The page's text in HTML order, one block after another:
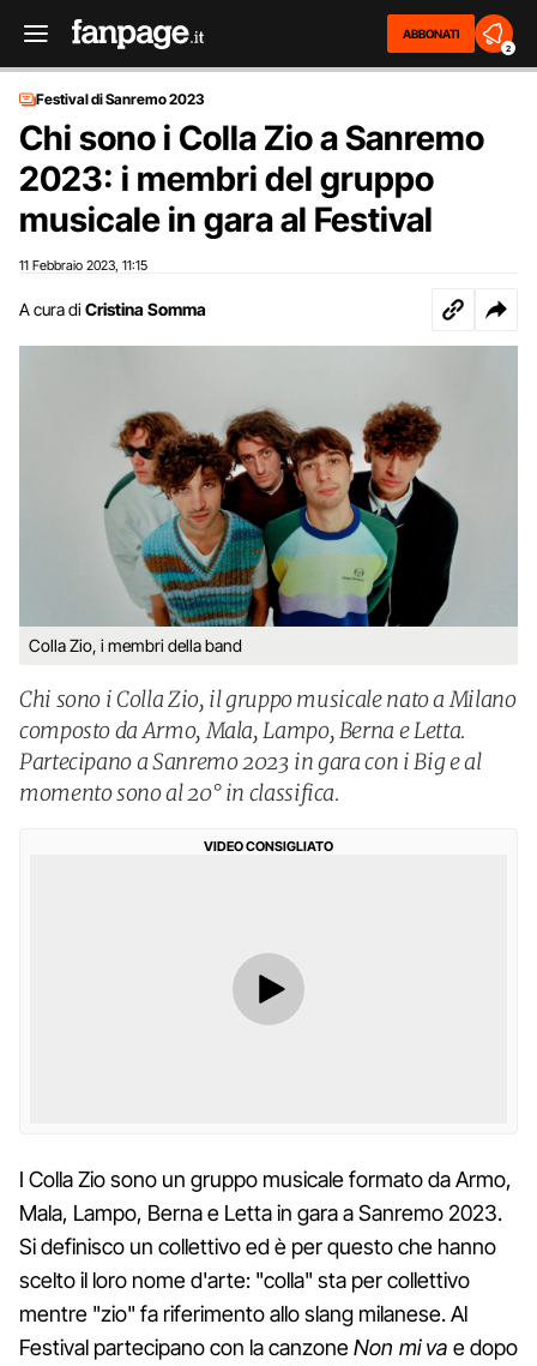
ABBONATI
2
Festival di Sanremo 2023
Chi sono i Colla Zio a Sanremo
2023: i membri del gruppo
musicale in gara al Festival
11 Febbraio 2023 11:15
A cura di Cristina Somma
Colla Zio, i membri della band
Chi sono i Colla Zio, il gruppo musicale nato a Milano
composto da Armo, Mala, Lampo, Berna e Letta.
Partecipano a Sanremo 2023 in gara con i Big e al
momento sono al 20° in classifica.
VIDEO CONSIGLIATO
I Colla Zio sono un gruppo musicale formato da Armo,
Mala, Lampo, Berna e Letta in gara a Sanremo 2023.
Si definisco un collettivo ed è per questo che hanno
scelto il loro nome d'arte: "colla" sta per collettivo
mentre "zio" fa riferimento allo slang milanese. Al
Festival partecipano con la canzoneNon mi va e dopo